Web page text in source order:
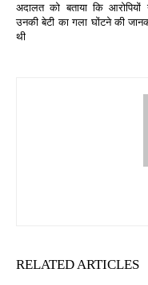
अदालत को बताया कि आरोपियों
उनकी बेटी का गला घोंटने की
थी
RELATED ARTICLES